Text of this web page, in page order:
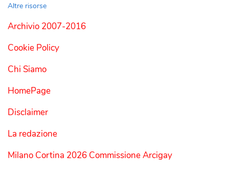
Altre risorse
Archivio 2007-2016
Cookie Policy
Chi Siamo
HomePage
Disclaimer
La redazione
Milano Cortina 2026 Commissione Arcigay